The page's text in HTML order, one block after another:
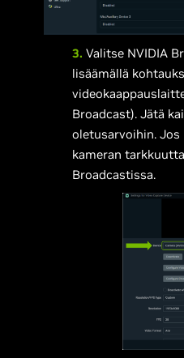
3.Valitse NVIDIA
lisäämällä
Broadcast). Jätä
oletusarvoihin.
kameran
Broadcastissa.